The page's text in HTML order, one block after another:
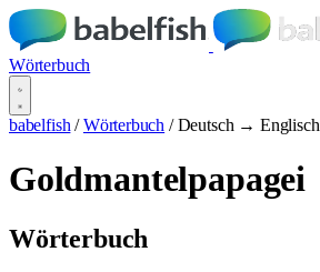
Wörterbuch
babelfish / Wörterbuch / Deutsch → Englisch
Goldmantelpapagei
Wörterbuch